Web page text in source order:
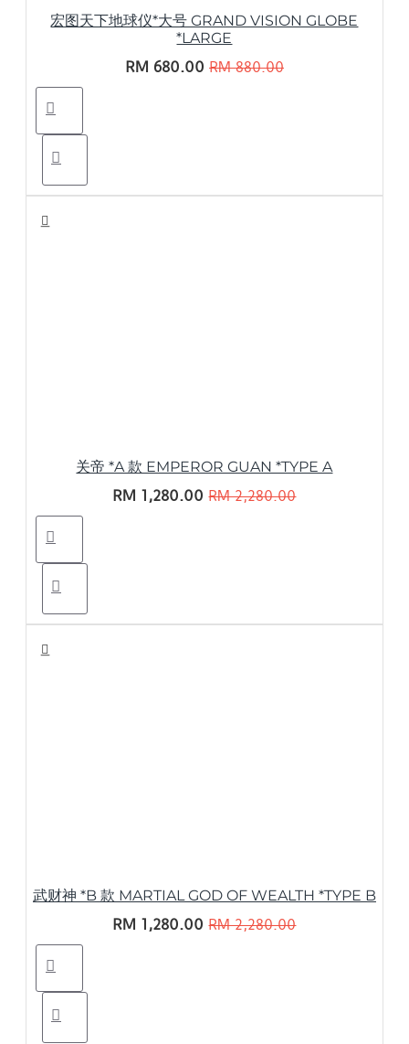
宏图天下地球仪*大号 GRAND VISION GLOBE
*LARGE
RM 680.00 RM 880.00
关帝 *A 款 EMPEROR GUAN *TYPE A
RM 1,280.00 RM 2,280.00
武财神 *B 款 MARTIAL GOD OF WEALTH *TYPE B
RM 1,280.00 RM 2,280.00